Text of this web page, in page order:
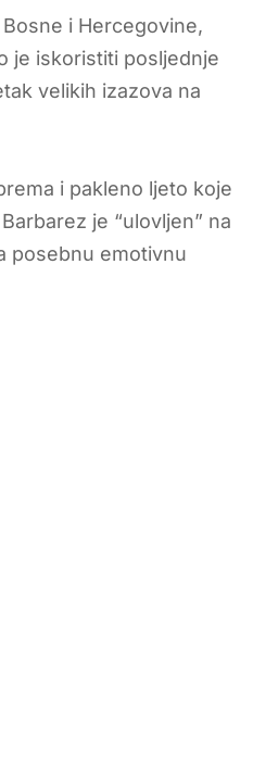
i Hercegovine,
je iskoristiti posljednje
velikih izazova na
i pakleno ljeto koje
je “ulovljen” na
posebnu emotivnu